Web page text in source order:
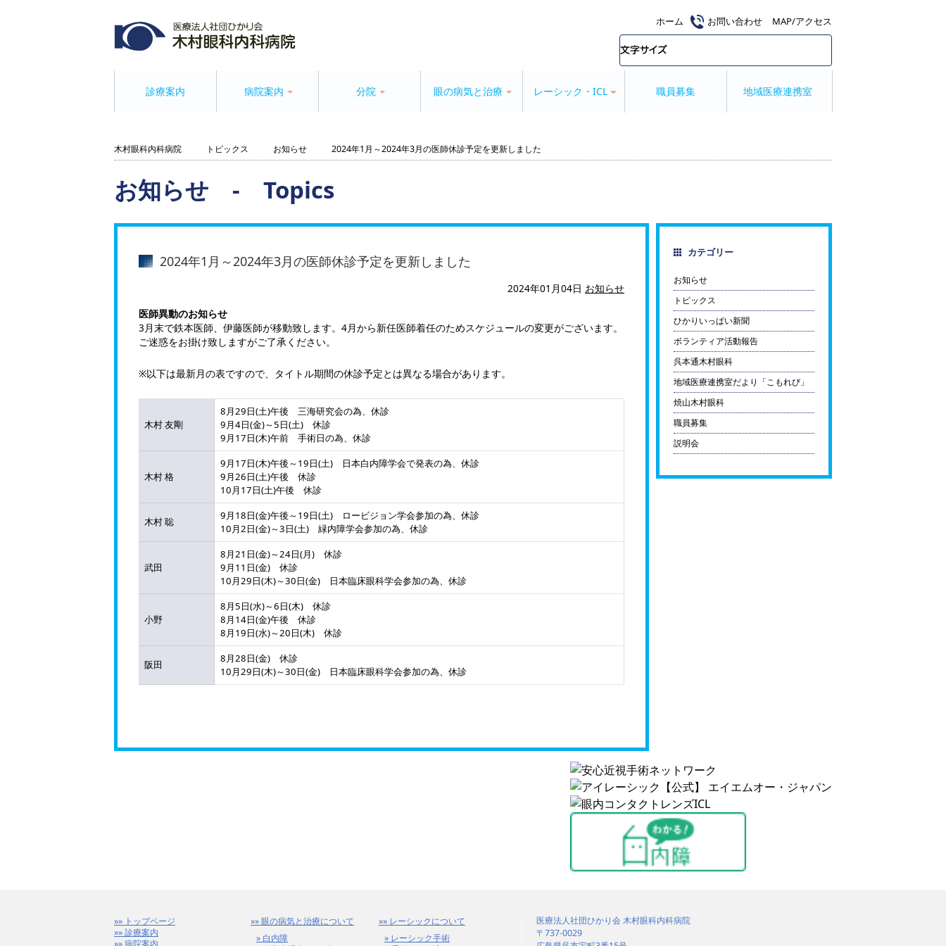
ホーム お問い合わせ MAP/アクセス
診療案内 病院案内 分院 眼の病気と治療 レーシック・ICL 職員募集 地域医療連携室
木村眼科内科病院 トピックス お知らせ 2024年1月～2024年3月の医師休診予定を更新しました
お知らせ - Topics
2024年1月～2024年3月の医師休診予定を更新しました
2024年01月04日 お知らせ
医師異動のお知らせ
3月末で鉄本医師、伊藤医師が移動致します。4月から新任医師着任のためスケジュールの変更がございます。
ご迷惑をお掛け致しますがご了承ください。
※以下は最新月の表ですので、タイトル期間の休診予定とは異なる場合があります。
木村 友剛
8月29日(土)午後 三海研究会の為、休診
9月4日(金)～5日(土) 休診
9月17日(木)午前 手術日の為、休診
木村 格
9月17日(木)午後～19日(土) 日本白内障学会で発表の為、休診
9月26日(土)午後 休診
10月17日(土)午後 休診
木村 聡
9月18日(金)午後～19日(土) ロービジョン学会参加の為、休診
10月2日(金)～3日(土) 緑内障学会参加の為、休診
武田
8月21日(金)～24日(月) 休診
9月11日(金) 休診
10月29日(木)～30日(金) 日本臨床眼科学会参加の為、休診
小野
8月5日(水)～6日(木) 休診
8月14日(金)午後 休診
8月19日(水)～20日(木) 休診
阪田
8月28日(金) 休診
10月29日(木)～30日(金) 日本臨床眼科学会参加の為、休診
カテゴリー
お知らせ
トピックス
ひかりいっぱい新聞
ボランティア活動報告
呉本通木村眼科
地域医療連携室だより「こもれび」
焼山木村眼科
職員募集
説明会
トップページ
診療案内
病院案内
眼の病気と治療について
白内障
レーシックについて
レーシック手術
医療法人社団ひかり会 木村眼科内科病院
〒737-0029